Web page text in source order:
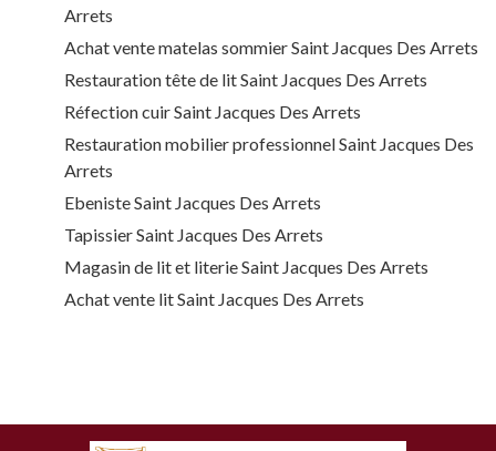
Arrets
Achat vente matelas sommier Saint Jacques Des Arrets
Restauration tête de lit Saint Jacques Des Arrets
Réfection cuir Saint Jacques Des Arrets
Restauration mobilier professionnel Saint Jacques Des
Arrets
Ebeniste Saint Jacques Des Arrets
Tapissier Saint Jacques Des Arrets
Magasin de lit et literie Saint Jacques Des Arrets
Achat vente lit Saint Jacques Des Arrets